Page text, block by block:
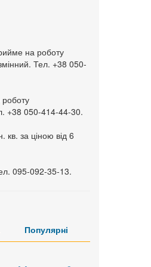
на роботу
Тел. +38 050-
+38 050-414-44-30.
кв. за ціною від 6
095-092-35-13.
Популярні